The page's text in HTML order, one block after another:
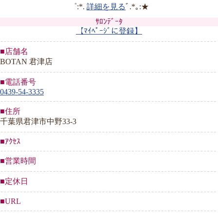
゜:*. 詳細を見るﾞ.*｡:★
ｻﾛﾝﾃﾞｰﾀ
【ﾏｲﾍﾟｰｼﾞに登録】
■店舗名
BOTAN 君津店
■電話番号
0439-54-3335
■住所
千葉県君津市中野33-3
■ｱｸｾｽ
■営業時間
■定休日
■URL